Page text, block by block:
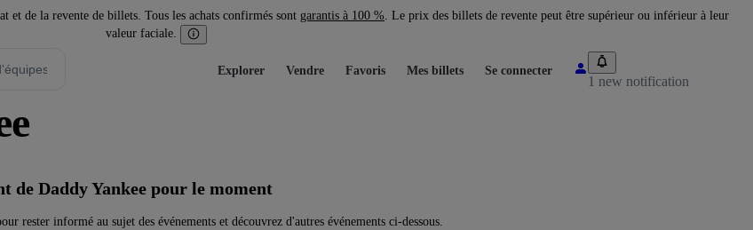
et de la revente de billets. Tous les achats confirmés sont garantis à 100 %. Le prix des billets de revente peut être supérieur ou inférieur à leur
valeur faciale.
Explorer Vendre Favoris Mes billets Se connecter
1 new notification
de Daddy Yankee pour le moment
rester informé au sujet des événements et découvrez d'autres événements ci-dessous.